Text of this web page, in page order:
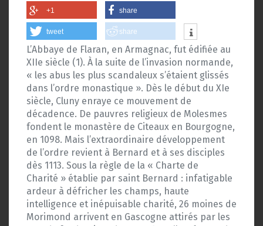
+1 share
tweet share
L’Abbaye de Flaran, en Armagnac, fut édifiée au
XIIe siècle (1). À la suite de l’invasion normande,
« les abus les plus scandaleux s’étaient glissés
dans l’ordre monastique ». Dès le début du XIe
siècle, Cluny enraye ce mouvement de
décadence. De pauvres religieux de Molesmes
fondent le monastère de Citeaux en Bourgogne,
en 1098. Mais l’extraordinaire développement
de l’ordre revient à Bernard et à ses disciples
dès 1113. Sous la règle de la « Charte de
Charité » établie par saint Bernard : infatigable
ardeur à défricher les champs, haute
intelligence et inépuisable charité, 26 moines de
Morimond arrivent en Gascogne attirés par les